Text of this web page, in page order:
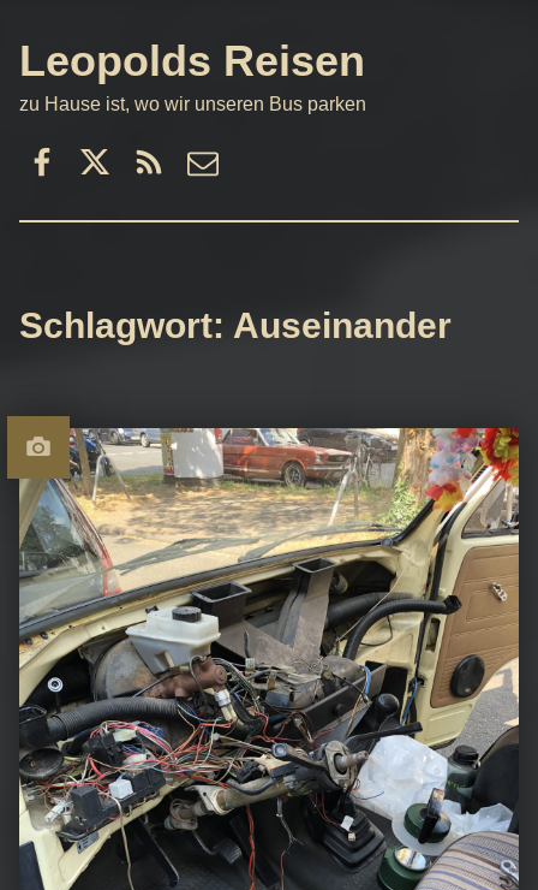
Leopolds Reisen
zu Hause ist, wo wir unseren Bus parken
Schlagwort: Auseinander